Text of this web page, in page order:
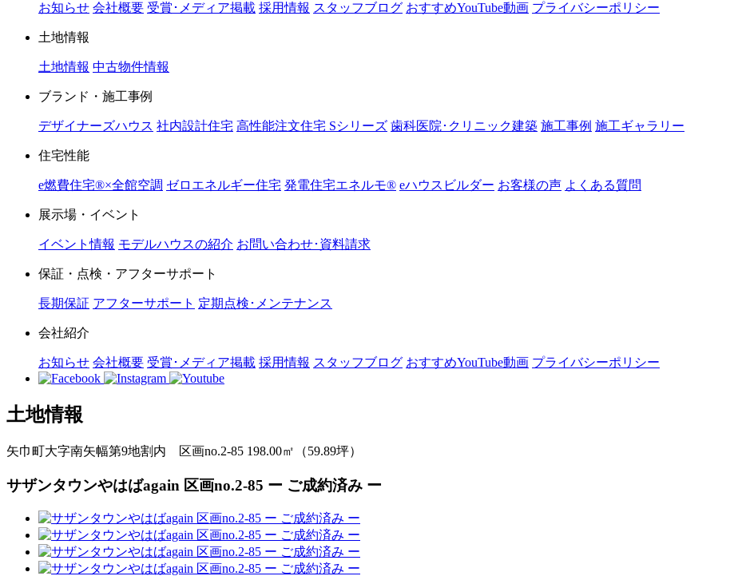
お知らせ 会社概要 受賞･メディア掲載 採用情報 スタッフブログ おすすめYouTube動画 プライバシーポリシー
土地情報
土地情報 中古物件情報
ブランド・施工事例
デザイナーズハウス 社内設計住宅 高性能注文住宅 Sシリーズ 歯科医院･クリニック建築 施工事例 施工ギャラリー
住宅性能
e燃費住宅®︎×全館空調 ゼロエネルギー住宅 発電住宅エネルモ®︎ eハウスビルダー お客様の声 よくある質問
展示場・イベント
イベント情報 モデルハウスの紹介 お問い合わせ･資料請求
保証・点検・アフターサポート
長期保証 アフターサポート 定期点検･メンテナンス
会社紹介
お知らせ 会社概要 受賞･メディア掲載 採用情報 スタッフブログ おすすめYouTube動画 プライバシーポリシー
土地情報
矢巾町大字南矢幅第9地割内 区画no.2-85 198.00㎡（59.89坪）
サザンタウンやはばagain 区画no.2-85 ー ご成約済み ー